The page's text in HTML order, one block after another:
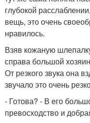
глубокой
вещь, это очень
нравилось.
Взяв кожаную
справа большой
От резкого звука она
звучало это очень
- Готова? - В его
превосходство и